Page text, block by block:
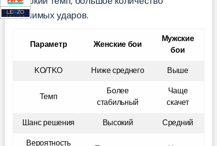
значимых ударов.
Параметр Женские бои
Мужские
бои
KO/TKO Ниже среднего Выше
Темп
Более
стабильный
Чаще
скачет
Шанс решения Высокий Средний
Вероятность